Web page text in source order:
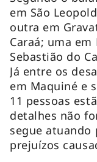
em São
outra em
Caraá; uma
Sebastião do
Já entre os
em Maquiné e
11 pessoas
detalhes não
segue atuando
prejuízos